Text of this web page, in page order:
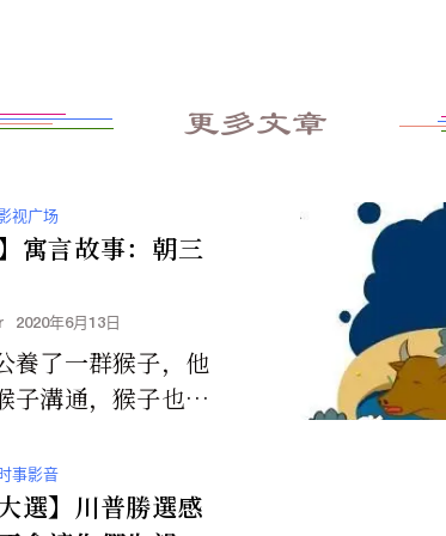
更多文章
视广场
寓言故事：朝三
2020年6月13日
養了一群猴子，他
子溝通，猴子也很
edu...
事影音
選】川普勝選感